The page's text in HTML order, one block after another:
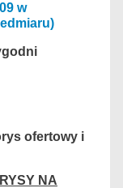
w
ofertowy i
NA